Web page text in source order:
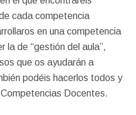
cada competencia
en una competencia
la de “gestión del aula”,
que os ayudarán a
podéis hacerlos todos y
Docentes.